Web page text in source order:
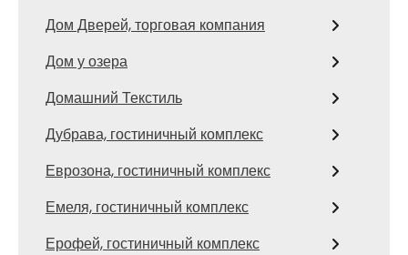
Дом Дверей, торговая компания
Дом у озера
Домашний Текстиль
Дубрава, гостиничный комплекс
Еврозона, гостиничный комплекс
Емеля, гостиничный комплекс
Ерофей, гостиничный комплекс